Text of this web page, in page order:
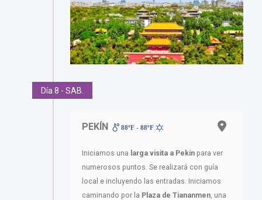
Día 8 - SAB.
PEKÍN 88ºF - 88ºF
Iniciamos una larga visita a Pekin para ver
numerosos puntos. Se realizará con guía
local e incluyendo las entradas. Iniciamos
caminando por la Plaza de Tiananmen, una